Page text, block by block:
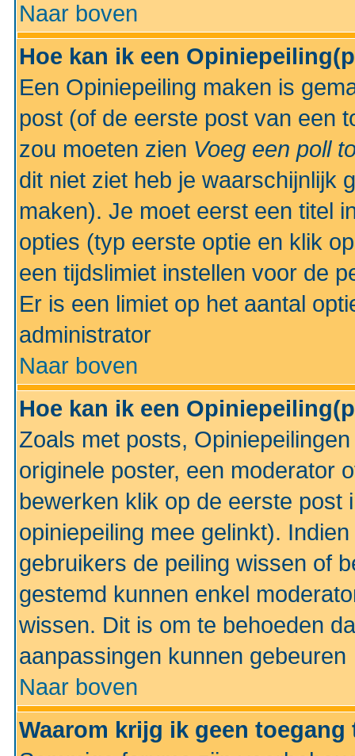
Naar boven
Hoe kan ik een
Een Opiniepeiling maken is
post (of de eerste post van een
zou moeten zien Voeg een poll
dit niet ziet heb je waarschijnlijk
maken). Je moet eerst een titel
opties (typ eerste optie en klik
een tijdslimiet instellen voor de
Er is een limiet op het aantal
administrator
Naar boven
Hoe kan ik een
Zoals met posts,
originele poster, een moderator
bewerken klik op de eerste post
opiniepeiling mee gelinkt).
gebruikers de peiling wissen of
gestemd kunnen enkel
wissen. Dit is om te behoeden
aanpassingen kunnen gebeuren
Naar boven
Waarom krijg ik geen